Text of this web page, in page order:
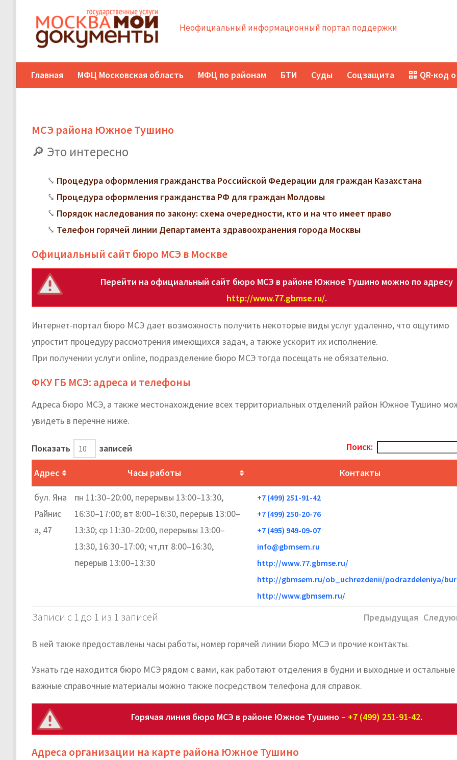
Неофициальный информационный портал поддержки
Главная МФЦ Московская область МФЦ по районам БТИ Суды Соцзащита QR-код
МСЭ района Южное Тушино
Это интересно
Процедура оформления гражданства Российской Федерации для граждан Казахстана
Процедура оформления гражданства РФ для граждан Молдовы
Порядок наследования по закону: схема очередности, кто и на что имеет право
Телефон горячей линии Департамента здравоохранения города Москвы
Официальный сайт бюро МСЭ в Москве
Перейти на официальный сайт бюро МСЭ в районе Южное Тушино можно по адресу
http://www.77.gbmse.ru/.
Интернет-портал бюро МСЭ дает возможность получить некоторые виды услуг удаленно, что ощутимо
упростит процедуру рассмотрения имеющихся задач, а также ускорит их исполнение.
При получении услуги online, подразделение бюро МСЭ тогда посещать не обязательно.
ФКУ ГБ МСЭ: адреса и телефоны
Адреса бюро МСЭ, а также местонахождение всех территориальных отделений район Южное Тушино
увидеть в перечне ниже.
Показать записей Поиск:
Адрес Часы работы Контакты
бул. Яна
Райнис
а, 47
пн 11:30–20:00, перерывы 13:00–13:30,
16:30–17:00; вт 8:00–16:30, перерыв 13:00–
13:30; ср 11:30–20:00, перерывы 13:00–
13:30, 16:30–17:00; чт,пт 8:00–16:30,
перерыв 13:00–13:30
+7 (499) 251-91-42
+7 (499) 250-20-76
+7 (495) 949-09-07
info@gbmsem.ru
http://www.77.gbmse.ru/
http://gbmsem.ru/ob_uchrezdenii/podrazdeleniya/
http://www.gbmsem.ru/
Записи с 1 до 1 из 1 записей Предыдущая
В ней также предоставлены часы работы, номер горячей линии бюро МСЭ и прочие контакты.
Узнать где находится бюро МСЭ рядом с вами, как работают отделения в будни и выходные и остальные
важные справочные материалы можно также посредством телефона для справок.
Горячая линия бюро МСЭ в районе Южное Тушино – +7 (499) 251-91-42.
Адреса организации на карте района Южное Тушино